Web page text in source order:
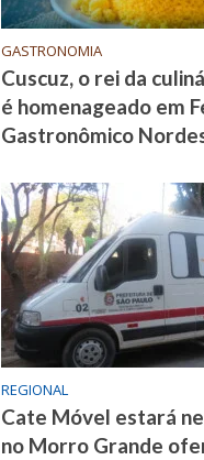
GASTRONOMIA
Cuscuz, o rei da
é homenageado em
Gastronômico
REGIONAL
Cate Móvel estará
no Morro Grande